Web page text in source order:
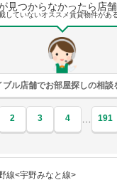
見つからなかったら店
していないオススメ賃貸物件があ
ブル店舗でお部屋探しの相談
2 3 4 … 191
線<宇野みなと線>